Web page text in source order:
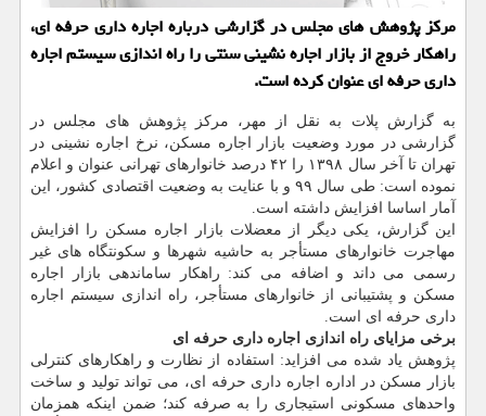
مرکز پژوهش های مجلس در گزارشی درباره اجاره داری حرفه ای،
راهکار خروج از بازار اجاره نشینی سنتی را راه اندازی سیستم اجاره
داری حرفه ای عنوان کرده است.
به گزارش پلات به نقل از مهر، مرکز پژوهش های مجلس در
گزارشی در مورد وضعیت بازار اجاره مسکن، نرخ اجاره نشینی در
تهران تا آخر سال ۱۳۹۸ را ۴۲ درصد خانوارهای تهرانی عنوان و اعلام
نموده است: طی سال ۹۹ و با عنایت به وضعیت اقتصادی کشور، این
آمار اساسا افزایش داشته است.
این گزارش، یکی دیگر از معضلات بازار اجاره مسکن را افزایش
مهاجرت خانوارهای مستأجر به حاشیه شهرها و سکونتگاه های غیر
رسمی می داند و اضافه می کند: راهکار ساماندهی بازار اجاره
مسکن و پشتیبانی از خانوارهای مستأجر، راه اندازی سیستم اجاره
داری حرفه ای است.
برخی مزایای راه اندازی اجاره داری حرفه ای
پژوهش یاد شده می افزاید: استفاده از نظارت و راهکارهای کنترلی
بازار مسکن در اداره اجاره داری حرفه ای، می تواند تولید و ساخت
واحدهای مسکونی استیجاری را به صرفه کند؛ ضمن اینکه همزمان